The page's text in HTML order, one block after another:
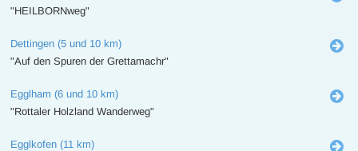
"HEILBORNweg"
Dettingen (5 und 10 km)
"Auf den Spuren der Grettamachr"
Egglham (6 und 10 km)
"Rottaler Holzland Wanderweg"
Egglkofen (11 km)